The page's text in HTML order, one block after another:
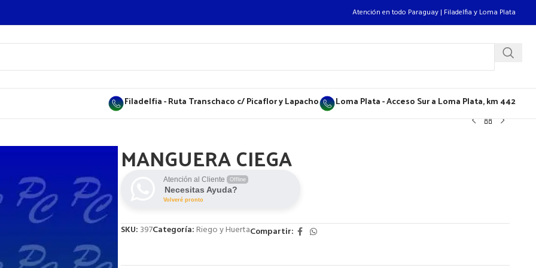
Atención en todo Paraguay | Filadelfia y Loma Plata
Filadelfia - Ruta Transchaco c/ Picaflor y Lapacho Loma Plata - Acceso Sur a Loma Plata, km 442
MANGUERA CIEGA
Atención al Cliente Offline
Necesitas Ayuda?
Volveré pronto
SKU: 397Categoría: Riego y HuertaCompartir: